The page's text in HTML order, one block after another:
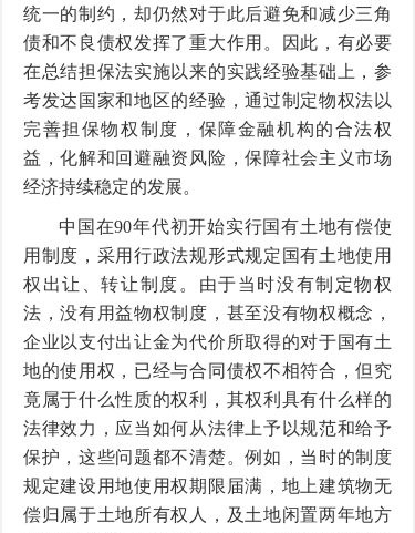
统一的制约，却仍然对于此后避免和减少三角
债和不良债权发挥了重大作用。因此，有必要
在总结担保法实施以来的实践经验基础上，参
考发达国家和地区的经验，通过制定物权法以
完善担保物权制度，保障金融机构的合法权
益，化解和回避融资风险，保障社会主义市场
经济持续稳定的发展。
中国在90年代初开始实行国有土地有偿使
用制度，采用行政法规形式规定国有土地使用
权出让、转让制度。由于当时没有制定物权
法，没有用益物权制度，甚至没有物权概念，
企业以支付出让金为代价所取得的对于国有土
地的使用权，已经与合同债权不相符合，但究
竟属于什么性质的权利，其权利具有什么样的
法律效力，应当如何从法律上予以规范和给予
保护，这些问题都不清楚。例如，当时的制度
规定建设用地使用权期限届满，地上建筑物无
偿归属于土地所有权人，及土地闲置两年地方